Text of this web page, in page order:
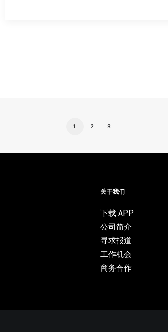
1 2 3
关于我们
下载 APP
公司简介
寻求报道
工作机会
商务合作